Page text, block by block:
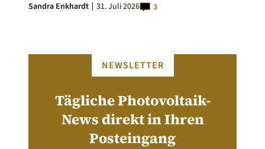
Sandra Enkhardt 31. Juli 2026 3
NEWSLETTER
Tägliche Photovoltaik-
News direkt in Ihren
Posteingang